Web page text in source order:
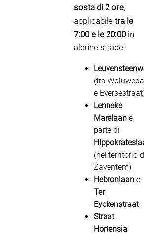
sosta di 2 ore,
applicabile tra le
7:00 e le 20:00in
alcune strade:
(tra Woluwedal
e Eversestraat)
Lenneke
Marelaan e
parte di
(nel territorio
Zaventem)
Hebronlaan e
Ter
Eyckenstraat
Straat
Hortensia